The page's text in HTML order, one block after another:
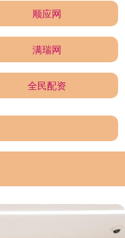
顺应网
满瑞网
全民配资